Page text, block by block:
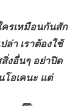
รเหมือนกันสัก
ล่า เราต้องใช้
งอื่นๆ อย่าปิด
โอเคนะ แต่